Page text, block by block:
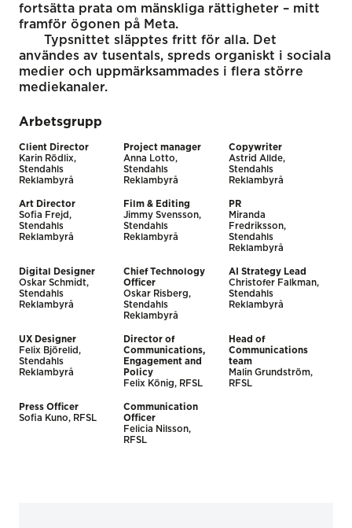
fortsätta prata om mänskliga rättigheter – mitt
framför ögonen på Meta.
Typsnittet släpptes fritt för alla. Det
användes av tusentals, spreds organiskt i sociala
medier och uppmärksammades i flera större
mediekanaler.
Arbetsgrupp
Client Director
Karin Rödlix,
Stendahls
Reklambyrå
Project manager
Anna Lotto,
Stendahls
Reklambyrå
Copywriter
Astrid Allde,
Stendahls
Reklambyrå
Art Director
Sofia Frejd,
Stendahls
Reklambyrå
Film & Editing
Jimmy Svensson,
Stendahls
Reklambyrå
PR
Miranda
Fredriksson,
Stendahls
Reklambyrå
Digital Designer
Oskar Schmidt,
Stendahls
Reklambyrå
Chief Technology
Officer
Oskar Risberg,
Stendahls
Reklambyrå
AI Strategy Lead
Christofer Falkman,
Stendahls
Reklambyrå
UX Designer
Felix Björelid,
Stendahls
Reklambyrå
Director of
Communications,
Engagement and
Policy
Felix König, RFSL
Head of
Communications
team
Malin Grundström,
RFSL
Press Officer
Sofia Kuno, RFSL
Communication
Officer
Felicia Nilsson,
RFSL